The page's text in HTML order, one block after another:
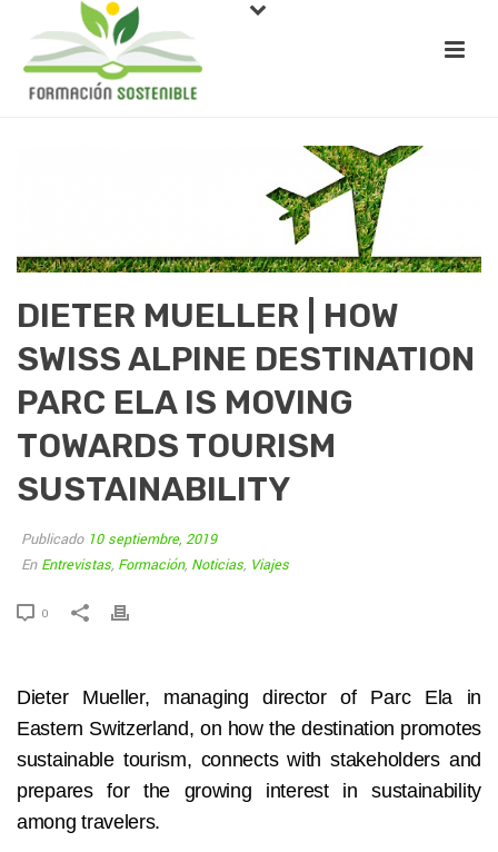
DIETER MUELLER | HOW
SWISS ALPINE DESTINATION
PARC ELA IS MOVING
TOWARDS TOURISM
SUSTAINABILITY
Publicado 10 septiembre, 2019
En Entrevistas, Formación, Noticias, Viajes
0
Dieter Mueller, managing director of Parc Ela in
Eastern Switzerland, on how the destination promotes
sustainable tourism, connects with stakeholders and
prepares for the growing interest in sustainability
among travelers.